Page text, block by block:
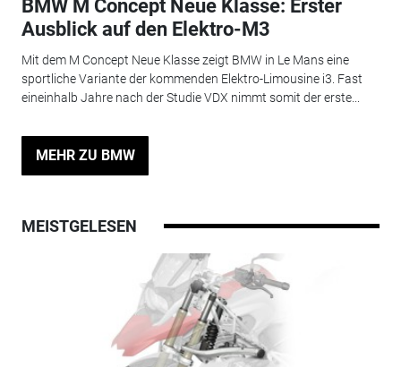
BMW M Concept Neue Klasse: Erster
Ausblick auf den Elektro-M3
Mit dem M Concept Neue Klasse zeigt BMW in Le Mans eine
sportliche Variante der kommenden Elektro-Limousine i3. Fast
eineinhalb Jahre nach der Studie VDX nimmt somit der erste...
MEHR ZU BMW
MEISTGELESEN